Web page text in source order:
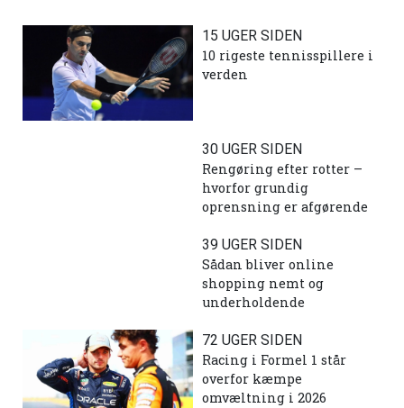
15 UGER SIDEN
10 rigeste tennisspillere i
verden
30 UGER SIDEN
Rengøring efter rotter –
hvorfor grundig
oprensning er afgørende
39 UGER SIDEN
Sådan bliver online
shopping nemt og
underholdende
72 UGER SIDEN
Racing i Formel 1 står
overfor kæmpe
omvæltning i 2026